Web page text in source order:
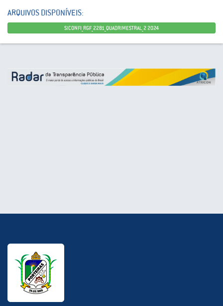
ARQUIVOS DISPONÍVEIS:
SICONFI_RGF_2281_QUADRIMESTRAL_2 2024